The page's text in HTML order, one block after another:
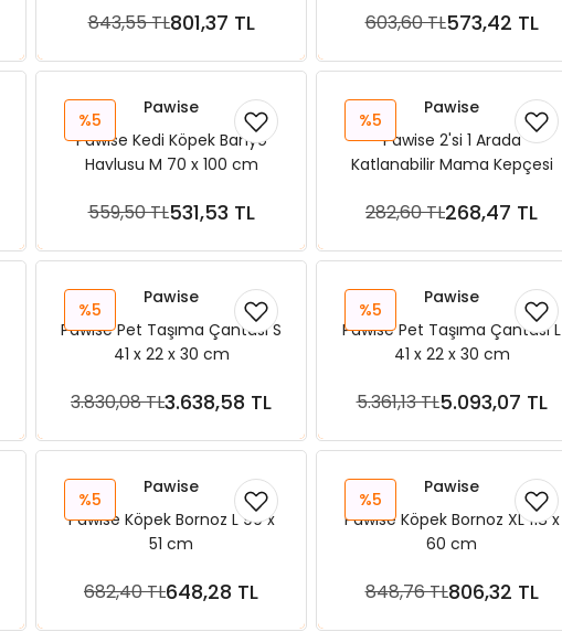
843,55 TL801,37 TL
Sepete Ekle 603,60 TL573,42 TL
Sepete Ekle
%5
Pawise
Pawise Kedi Köpek Banyo
Havlusu M 70 x 100 cm
559,50 TL531,53 TL
Sepete Ekle
%5
Pawise
Pawise 2'si 1 Arada
Katlanabilir Mama Kepçesi
282,60 TL268,47 TL
Sepete Ekle
%5
Pawise
Pawise Pet Taşıma Çantası S
41 x 22 x 30 cm
3.830,08 TL3.638,58 TL
Sepete Ekle
%5
Pawise
Pawise Pet Taşıma Çantası L
41 x 22 x 30 cm
5.361,13 TL5.093,07 TL
Sepete Ekle
%5
Pawise
Pawise Köpek Bornoz L 90 x
51 cm
682,40 TL648,28 TL
Sepete Ekle
%5
Pawise
Pawise Köpek Bornoz XL 118 x
60 cm
848,76 TL806,32 TL
Sepete Ekle